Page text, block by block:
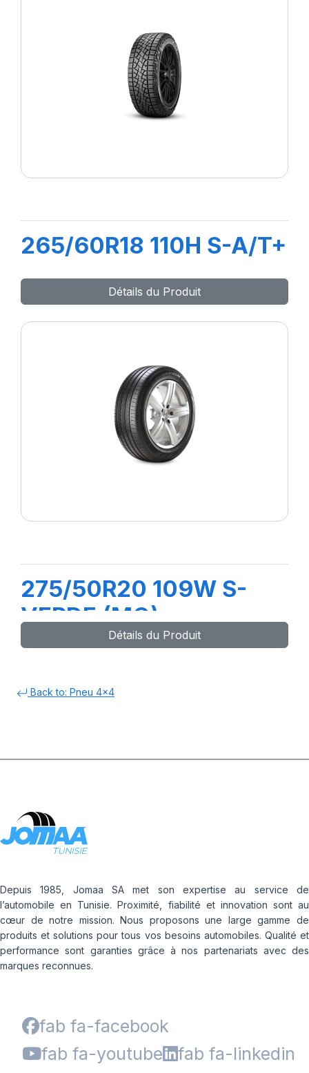
265/60R18 110H S-A/T+
Détails du Produit
275/50R20 109W S-
VERDE (MO)
Détails du Produit
Back to: Pneu 4x4
Depuis 1985, Jomaa SA met son expertise au service de
l’automobile en Tunisie. Proximité, fiabilité et innovation sont au
cœur de notre mission. Nous proposons une large gamme de
produits et solutions pour tous vos besoins automobiles. Qualité et
performance sont garanties grâce à nos partenariats avec des
marques reconnues.
fab fa-facebook
fab fa-youtube
fab fa-linkedin